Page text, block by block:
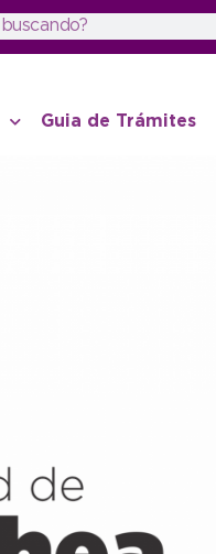
Guia de Trámites